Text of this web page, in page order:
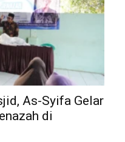
As-Syifa Gelar
di